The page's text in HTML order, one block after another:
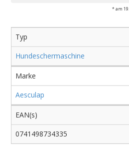
* am
Typ
Hundeschermaschine
Marke
Aesculap
EAN(s)
0741498734335